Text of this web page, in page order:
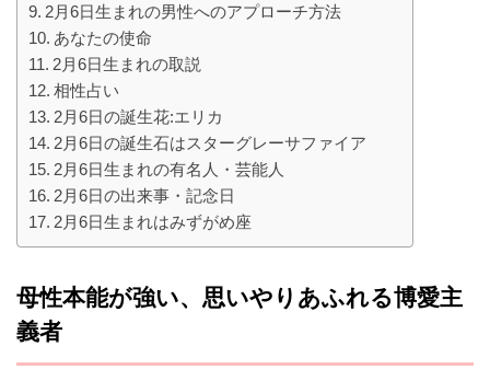
2月6日生まれの男性へのアプローチ方法
あなたの使命
2月6日生まれの取説
相性占い
2月6日の誕生花:エリカ
2月6日の誕生石はスターグレーサファイア
2月6日生まれの有名人・芸能人
2月6日の出来事・記念日
2月6日生まれはみずがめ座
母性本能が強い、思いやりあふれる博愛主
義者